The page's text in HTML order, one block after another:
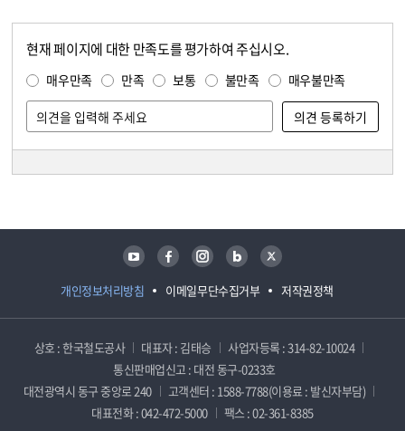
현재 페이지에 대한 만족도를 평가하여 주십시오.
매우만족 만족 보통 불만족 매우불만족
개인정보처리방침 이메일무단수집거부 저작권정책
유튜브 페이스북 인스타그램 블로그 트위터
상호 : 한국철도공사 대표자 : 김태승
사업자등록 : 314-82-10024
통신판매업신고 : 대전 동구-0233호
대전광역시 동구 중앙로 240
고객센터 : 1588-7788(이용료 : 발신자부담)
대표전화 : 042-472-5000
팩스 : 02-361-8385